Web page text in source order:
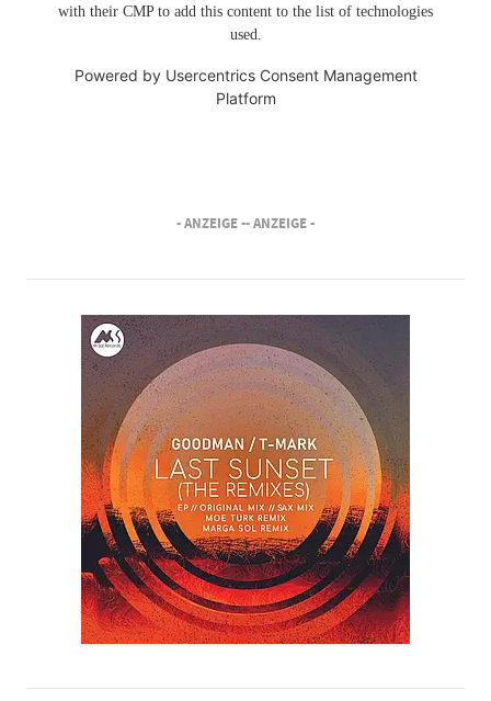
with their CMP to add this content to the list of technologies
used.
Powered by Usercentrics Consent Management
Platform
- ANZEIGE -- ANZEIGE -